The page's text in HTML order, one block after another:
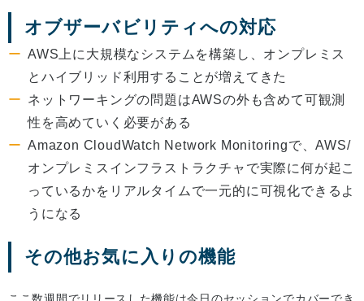
オブザーバビリティへの対応
AWS上に大規模なシステムを構築し、オンプレミス
とハイブリッド利用することが増えてきた
ネットワーキングの問題はAWSの外も含めて可観測
性を高めていく必要がある
Amazon CloudWatch Network Monitoringで、AWS/
オンプレミスインフラストラクチャで実際に何が起こ
っているかをリアルタイムで一元的に可視化できるよ
うになる
その他お気に入りの機能